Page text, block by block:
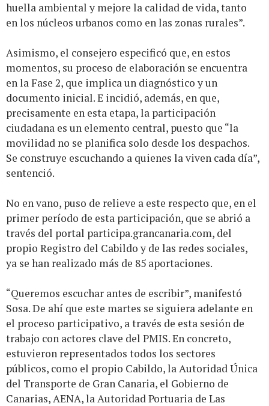
huella ambiental y mejore la calidad de vida, tanto
en los núcleos urbanos como en las zonas rurales”.
Asimismo, el consejero especificó que, en estos
momentos, su proceso de elaboración se encuentra
en la Fase 2, que implica un diagnóstico y un
documento inicial. E incidió, además, en que,
precisamente en esta etapa, la participación
ciudadana es un elemento central, puesto que “la
movilidad no se planifica solo desde los despachos.
Se construye escuchando a quienes la viven cada día”,
sentenció.
No en vano, puso de relieve a este respecto que, en el
primer período de esta participación, que se abrió a
través del portal participa.grancanaria.com, del
propio Registro del Cabildo y de las redes sociales,
ya se han realizado más de 85 aportaciones.
“Queremos escuchar antes de escribir”, manifestó
Sosa. De ahí que este martes se siguiera adelante en
el proceso participativo, a través de esta sesión de
trabajo con actores clave del PMIS. En concreto,
estuvieron representados todos los sectores
públicos, como el propio Cabildo, la Autoridad Única
del Transporte de Gran Canaria, el Gobierno de
Canarias, AENA, la Autoridad Portuaria de Las